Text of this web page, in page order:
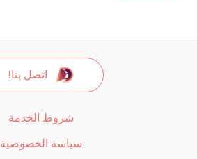
اتصل بنا!
شروط الخدمة
سياسة الخصوصية